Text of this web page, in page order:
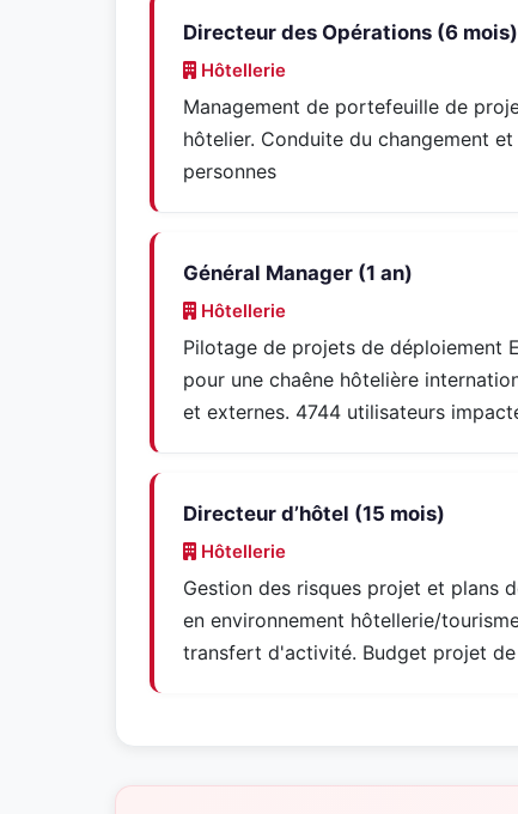
Directeur des Opérations (6 mois)
Hôtellerie
Management de portefeuille de
hôtelier. Conduite du changement
personnes
Général Manager (1 an)
Hôtellerie
Pilotage de projets de déploiement
pour une chaêne hôtelière
et externes. 4744 utilisateurs
Directeur d’hôtel (15 mois)
Hôtellerie
Gestion des risques projet et plans
en environnement hôtellerie/
transfert d'activité. Budget projet